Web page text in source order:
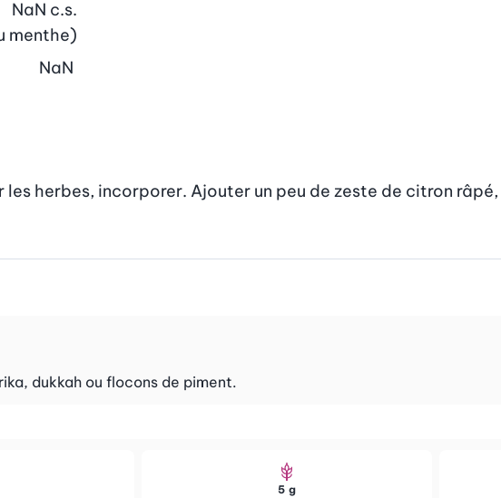
menthe)
NaN c.s.
NaN
herbes, incorporer. Ajouter un peu de zeste de citron
dukkah ou flocons de piment.
5 g